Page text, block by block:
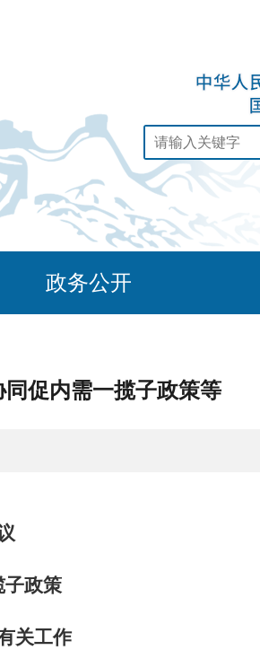
政务公开
促内需一揽子政策等
子政策
关工作